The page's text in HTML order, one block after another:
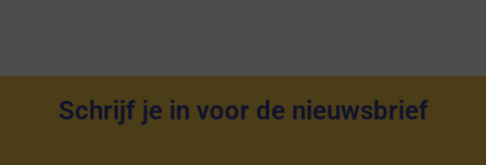
Schrijf je in voor de nieuwsbrief